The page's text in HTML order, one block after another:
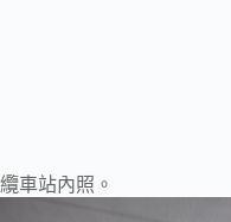
纜車站內照。